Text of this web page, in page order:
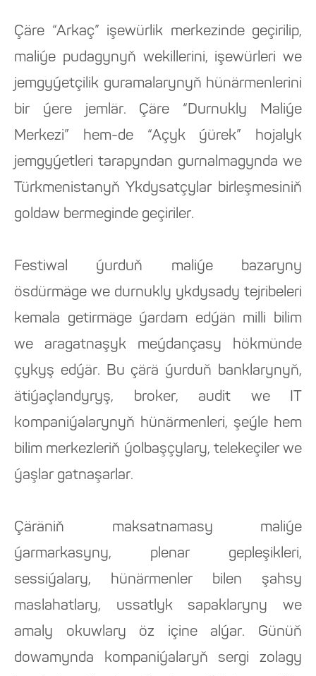
Çäre “Arkaç” işewürlik merkezinde geçirilip,
maliýe pudagynyň wekillerini, işewürleri we
jemgyýetçilik guramalarynyň hünärmenlerini
bir ýere jemlär. Çäre “Durnukly Maliýe
Merkezi” hem-de “Açyk ýürek” hojalyk
jemgyýetleri tarapyndan gurnalmagynda we
Türkmenistanyň Ykdysatçylar birleşmesiniň
goldaw bermeginde geçiriler.
Festiwal ýurduň maliýe bazaryny
ösdürmäge we durnukly ykdysady tejribeleri
kemala getirmäge ýardam edýän milli bilim
we aragatnaşyk meýdançasy hökmünde
çykyş edýär. Bu çärä ýurduň banklarynyň,
ätiýaçlandyryş, broker, audit we IT
kompaniýalarynyň hünärmenleri, şeýle hem
bilim merkezleriň ýolbaşçylary, telekeçiler we
ýaşlar gatnaşarlar.
Çäräniň maksatnamasy maliýe
ýarmarkasyny, plenar gepleşikleri,
sessiýalary, hünärmenler bilen şahsy
maslahatlary, ussatlyk sapaklaryny we
amaly okuwlary öz içine alýar. Günüň
dowamynda kompaniýalaryň sergi zolagy